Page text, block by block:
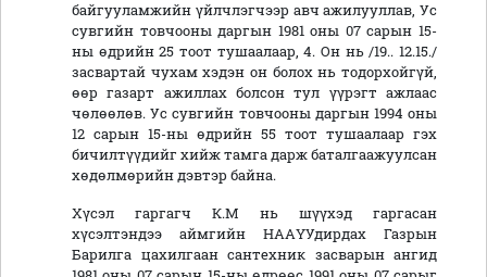
байгууламжийн үйлчлэгчээр авч ажилууллав, Ус
сувгийн товчооны даргын 1981 оны 07 сарын 15-
ны өдрийн 25 тоот тушаалаар, 4. Он нь /19.. 12.15./
засвартай чухам хэдэн он болох нь тодорхойгүй,
өөр газарт ажиллах болсон тул үүрэгт ажлаас
чөлөөлөв. Ус сувгийн товчооны даргын 1994 оны
12 сарын 15-ны өдрийн 55 тоот тушаалаар гэх
бичилтүүдийг хийж тамга дарж баталгаажуулсан
хөдөлмөрийн дэвтэр байна.
Хүсэл гаргагч К.М нь шүүхэд гаргасан
хүсэлтэндээ аймгийн НААҮУдирдах Газрын
Барилга цахилгаан сантехник засварын ангид